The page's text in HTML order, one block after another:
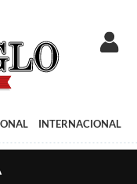
INTERNACIONAL